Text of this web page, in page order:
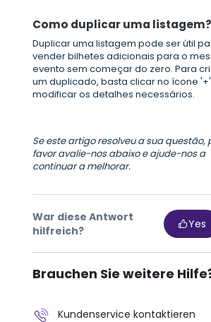
Como duplicar uma listagem?
Duplicar uma listagem pode ser útil
vender bilhetes adicionais para o
evento sem começar do zero. Para
um duplicado, basta clicar no ícone
modificar os detalhes necessários.
Se este artigo resolveu a sua questão,
favor avalie-nos abaixo e ajude-nos a
continuar a melhorar.
War diese Antwort
hilfreich?
Yes
Brauchen Sie weitere
Kundenservice kontaktieren